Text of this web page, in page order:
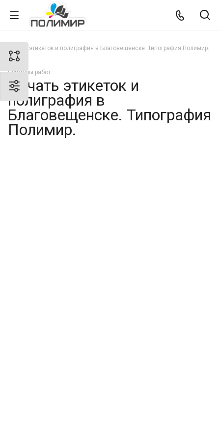
Печать этикеток и полиграфия в Благовещенске. Типография Полимир.
Примеры работ
Печать этикеток и
полиграфия в
Благовещенске. Типография
Полимир.